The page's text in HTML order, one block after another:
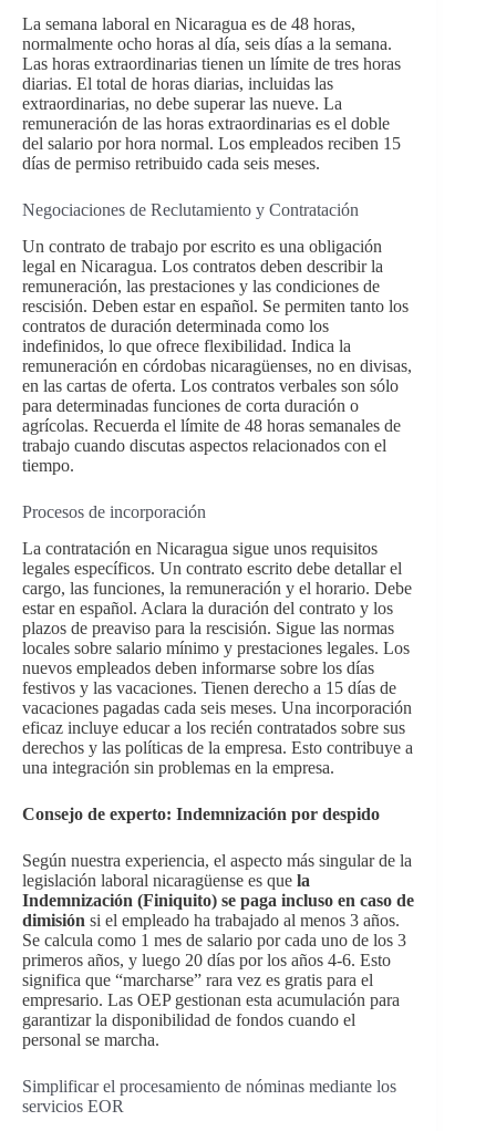
La semana laboral en Nicaragua es de 48 horas,
normalmente ocho horas al día, seis días a la semana.
Las horas extraordinarias tienen un límite de tres horas
diarias. El total de horas diarias, incluidas las
extraordinarias, no debe superar las nueve. La
remuneración de las horas extraordinarias es el doble
del salario por hora normal. Los empleados reciben 15
días de permiso retribuido cada seis meses.
Negociaciones de Reclutamiento y Contratación
Un contrato de trabajo por escrito es una obligación
legal en Nicaragua. Los contratos deben describir la
remuneración, las prestaciones y las condiciones de
rescisión. Deben estar en español. Se permiten tanto los
contratos de duración determinada como los
indefinidos, lo que ofrece flexibilidad. Indica la
remuneración en córdobas nicaragüenses, no en divisas,
en las cartas de oferta. Los contratos verbales son sólo
para determinadas funciones de corta duración o
agrícolas. Recuerda el límite de 48 horas semanales de
trabajo cuando discutas aspectos relacionados con el
tiempo.
Procesos de incorporación
La contratación en Nicaragua sigue unos requisitos
legales específicos. Un contrato escrito debe detallar el
cargo, las funciones, la remuneración y el horario. Debe
estar en español. Aclara la duración del contrato y los
plazos de preaviso para la rescisión. Sigue las normas
locales sobre salario mínimo y prestaciones legales. Los
nuevos empleados deben informarse sobre los días
festivos y las vacaciones. Tienen derecho a 15 días de
vacaciones pagadas cada seis meses. Una incorporación
eficaz incluye educar a los recién contratados sobre sus
derechos y las políticas de la empresa. Esto contribuye a
una integración sin problemas en la empresa.
Consejo de experto: Indemnización por despido
Según nuestra experiencia, el aspecto más singular de la
legislación laboral nicaragüense es que la
Indemnización (Finiquito) se paga incluso en caso de
dimisión si el empleado ha trabajado al menos 3 años.
Se calcula como 1 mes de salario por cada uno de los 3
primeros años, y luego 20 días por los años 4-6. Esto
significa que “marcharse” rara vez es gratis para el
empresario. Las OEP gestionan esta acumulación para
garantizar la disponibilidad de fondos cuando el
personal se marcha.
Simplificar el procesamiento de nóminas mediante los
servicios EOR